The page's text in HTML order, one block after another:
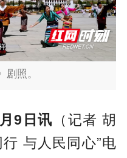
剧照。
9日讯 （记者 胡
与人民同心”电